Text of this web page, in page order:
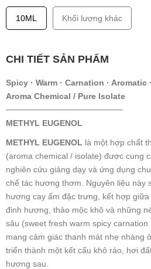
10ML Khối lượng khác
CHI TIẾT SẢN PHẨM
Spicy · Warm · Carnation · Aromatic
Aroma Chemical / Pure Isolate
────────────────────
METHYL EUGENOL
METHYL EUGENOL là một hợp chất
(aroma chemical / isolate) được cung
nghiên cứu giảng dạy và ứng dụng
chế tác hương thơm. Nguyên liệu này
hương cay ấm đặc trưng, kết hợp giữa
đinh hương, thảo mộc khô và những
sâu (sweet fresh warm spicy
mang cảm giác thanh mát nhẹ nhàng
triển thành một kết cấu khô ráo, hơi
hương sau.